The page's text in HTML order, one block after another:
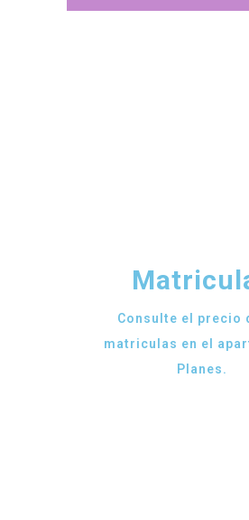
Consulte el precio
matriculas en el
Planes.